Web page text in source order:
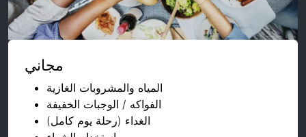
مجاني
المياه والمشروبات الغازية
الفواكه / الوجبات الخفيفة
الغداء (رحلة يوم كامل)